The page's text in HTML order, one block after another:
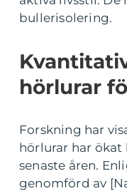
bullerisolering.
hörlurar
Forskning har
hörlurar har
senaste åren.
genomförd av